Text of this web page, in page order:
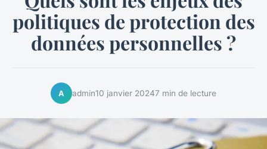
politiques de protection des
données personnelles ?
A admin10 janvier 20247 min de lecture